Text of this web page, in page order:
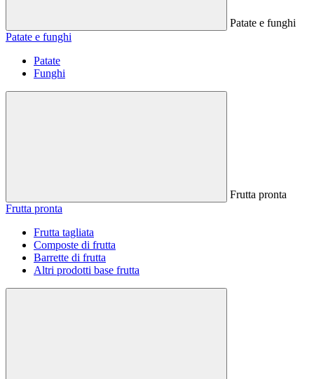
Patate e funghi
Patate e funghi
Patate
Funghi
Frutta pronta
Frutta pronta
Frutta tagliata
Composte di frutta
Barrette di frutta
Altri prodotti base frutta